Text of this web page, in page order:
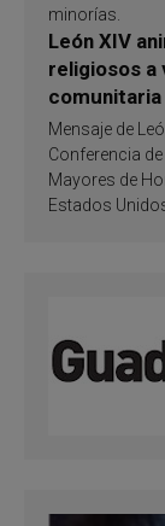
minorías.
León XIV
religiosos a
de
Mensaje de
Conferencia
Mayores de
Estados